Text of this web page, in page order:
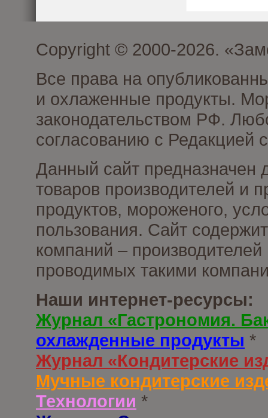
Copyright © 2000-2026.
Все права на
и охлаженные продукты.
законодательством РФ.
согласованию с Редакцией
Данный сайт предназначен
товаров производителей и
продуктов, мороженого,
пользования. Сайт
компаний –
проводимых такими
Наши интернет-ресурсы:
Журнал «Гастрономия.
охлажденные продукты *
Журнал «Кондитерские
Мучные кондитерские
Технологии *